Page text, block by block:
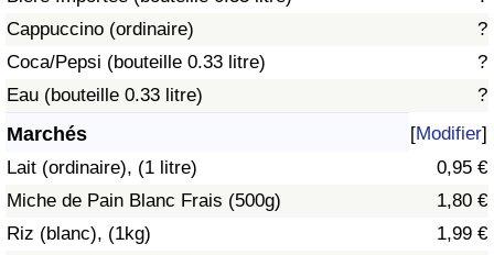
Cappuccino (ordinaire)
?
Coca/Pepsi (bouteille 0.33 litre)
?
Eau (bouteille 0.33 litre)
?
Marchés [Modifier]
Lait (ordinaire), (1 litre)
0,95 €
Miche de Pain Blanc Frais (500g)
1,80 €
Riz (blanc), (1kg)
1,99 €
Indice de Criminalité
Indice de criminalité par pays
Soins de santé
Indice des soins de santé (Actuel)